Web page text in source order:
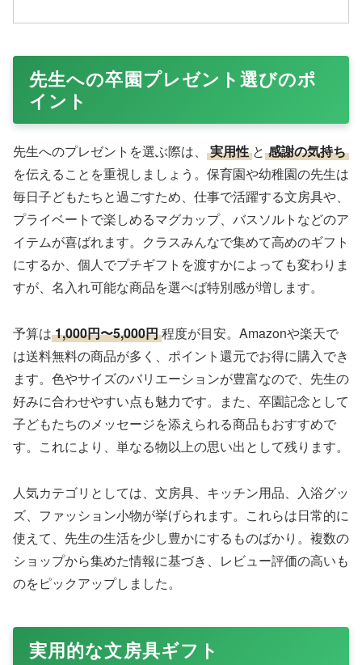
先生への卒園プレゼント選びのポ
イント
先生へのプレゼントを選ぶ際は、 実用性 と 感謝の気持ち
を伝えることを重視しましょう。保育園や幼稚園の先生は
毎日子どもたちと過ごすため、仕事で活躍する文房具や、
プライベートで楽しめるマグカップ、バスソルトなどのア
イテムが喜ばれます。クラスみんなで集めて高めのギフト
にするか、個人でプチギフトを渡すかによっても変わりま
すが、名入れ可能な商品を選べば特別感が増します。
予算は 1,000円〜5,000円程度が目安。Amazonや楽天で
は送料無料の商品が多く、ポイント還元でお得に購入でき
ます。色やサイズのバリエーションが豊富なので、先生の
好みに合わせやすい点も魅力です。また、卒園記念として
子どもたちのメッセージを添えられる商品もおすすめで
す。これにより、単なる物以上の思い出として残ります。
人気カテゴリとしては、文房具、キッチン用品、入浴グッ
ズ、ファッション小物が挙げられます。これらは日常的に
使えて、先生の生活を少し豊かにするものばかり。複数の
ショップから集めた情報に基づき、レビュー評価の高いも
のをピックアップしました。
実用的な文房具ギフト